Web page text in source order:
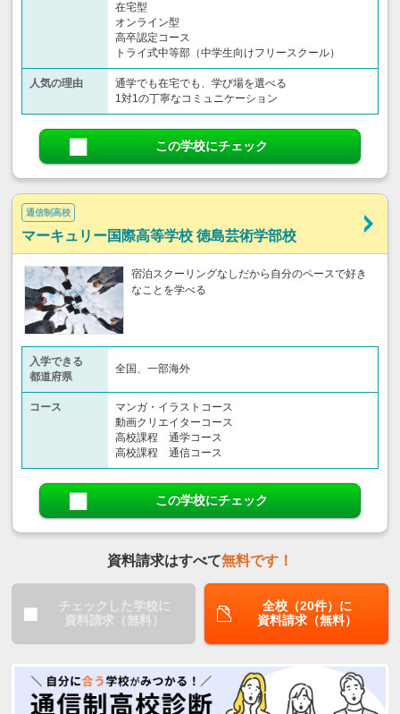
在宅型
オンライン型
高卒認定コース
トライ式中等部（中学生向けフリースクール）​
人気の理由
通学でも在宅でも、学び場を選べる
1対1の丁寧なコミュニケーション
この学校にチェック
通信制高校
マーキュリー国際高等学校 徳島芸術学部校
宿泊スクーリングなしだから自分のペースで好き
なことを学べる
入学できる
都道府県
全国、一部海外
コース
マンガ・イラストコース
動画クリエイターコース
高校課程 通学コース
高校課程 通信コース
この学校にチェック
資料請求はすべて無料です！
チェックした学校に
資料請求（無料）
全校（20件）に
資料請求（無料）